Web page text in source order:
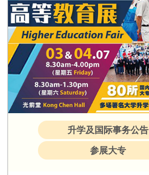
升学及国际事务公告
参展大专